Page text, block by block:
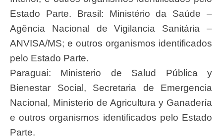
Estado Parte. Brasil: Ministério da Saúde –
Agência Nacional de Vigilancia Sanitária –
ANVISA/MS; e outros organismos identificados
pelo Estado Parte.
Paraguai: Ministerio de Salud Pública y
Bienestar Social, Secretaria de Emergencia
Nacional, Ministerio de Agricultura y Ganadería
e outros organismos identificados pelo Estado
Parte.